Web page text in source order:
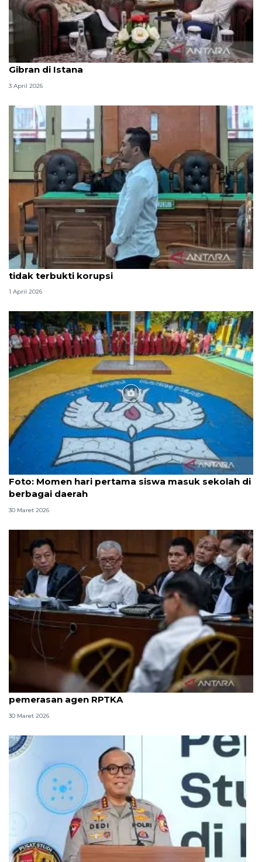
Seskab Teddy silaturahmi Idul Fitri ke Wapres
Gibran di Istana
3 April 2026
Hakim PN Medan vonis bebas Amsal Sitepu karena
tidak terbukti korupsi
1 April 2026
Foto: Momen hari pertama siswa masuk sekolah di
berbagai daerah
30 Maret 2026
8 ASN Kemenaker hadapi sidang tuntutan kasus
pemerasan agen RPTKA
30 Maret 2026